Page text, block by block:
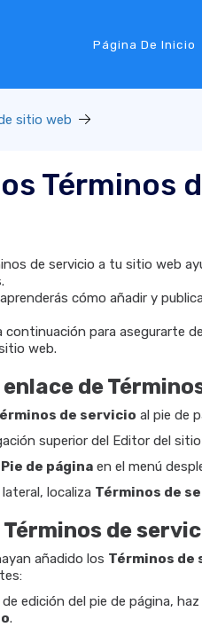
Página De Inicio
sitio web
Términos
de servicio a tu sitio web
cómo añadir y
continuación para asegurarte
web.
de
de servicio al pie de
superior del Editor del
Pie de página en el menú
localiza Términos de
de
añadido los Términos de
de edición del pie de página,
.